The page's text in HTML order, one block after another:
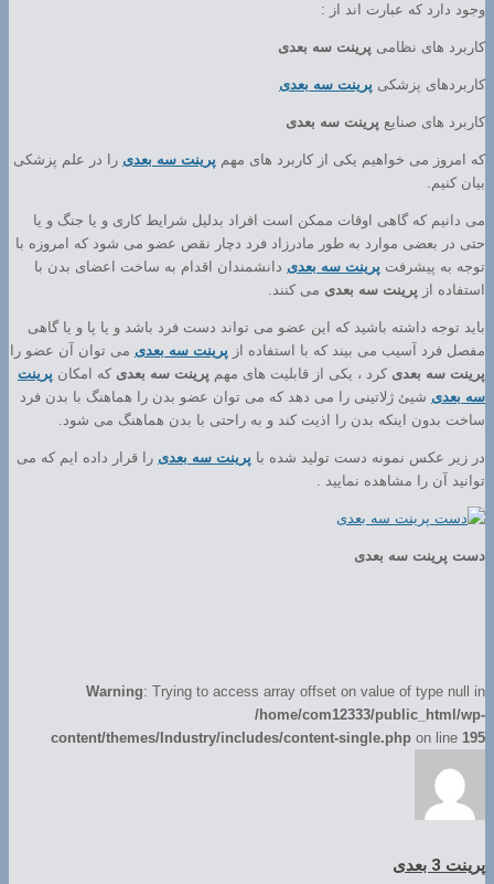
وجود دارد که عبارت اند از :
کاربرد های نظامی پرینت سه بعدی
کاربردهای پزشکی پرینت سه بعدی
کاربرد های صنایع پرینت سه بعدی
که امروز می خواهیم یکی از کاربرد های مهم پرینت سه بعدی را در علم پزشکی
بیان کنیم.
می دانیم که گاهی اوقات ممکن است افراد بدلیل شرایط کاری و یا جنگ و یا
حتی در بعضی موارد به طور مادرزاد فرد دچار نقص عضو می شود که امروزه با
توجه به پیشرفت پرینت سه بعدی دانشمندان اقدام به ساخت اعضای بدن با
استفاده از پرینت سه بعدی می کنند.
باید توجه داشته باشید که این عضو می تواند دست فرد باشد و یا پا و یا گاهی
مفصل فرد آسیب می بیند که با استفاده از پرینت سه بعدی می توان آن عضو را
پرینت سه بعدی کرد ، یکی از قابلیت های مهم پرینت سه بعدی که امکان پرینت
سه بعدی شیئ ژلاتینی را می دهد که می توان عضو بدن را هماهنگ با بدن فرد
ساخت بدون اینکه بدن را اذیت کند و به راحتی با بدن هماهنگ می شود.
در زیر عکس نمونه دست تولید شده با پرینت سه بعدی را قرار داده ایم که می
توانید آن را مشاهده نمایید .
دست پرینت سه بعدی
Warning: Trying to access array offset on value of type null in
/home/com12333/public_html/wp-
content/themes/Industry/includes/content-single.php on line 195
پرینت 3 بعدی